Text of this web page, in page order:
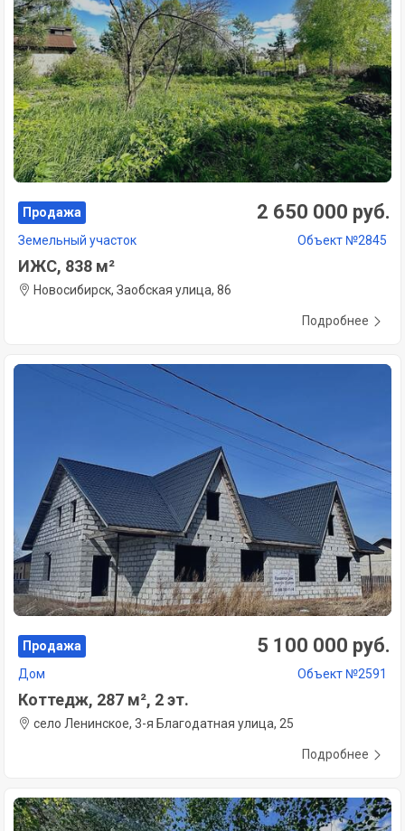
Продажа 2 650 000 руб.
Земельный участок Объект №2845
ИЖС, 838 м²
Новосибирск, Заобская улица, 86
Подробнее
Продажа 5 100 000 руб.
Дом Объект №2591
Коттедж, 287 м², 2 эт.
село Ленинское, 3-я Благодатная улица, 25
Подробнее